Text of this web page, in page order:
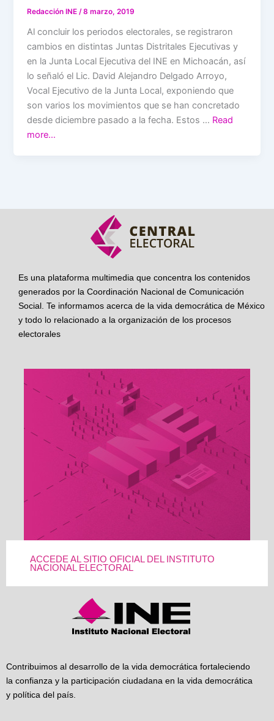
Redacción INE/8 marzo, 2019
Al concluir los periodos electorales, se registraron
cambios en distintas Juntas Distritales Ejecutivas y
en la Junta Local Ejecutiva del INE en Michoacán, así
lo señaló el Lic. David Alejandro Delgado Arroyo,
Vocal Ejecutivo de la Junta Local, exponiendo que
son varios los movimientos que se han concretado
desde diciembre pasado a la fecha. Estos … Read
more…
Es una plataforma multimedia que concentra los contenidos
generados por la Coordinación Nacional de Comunicación
Social. Te informamos acerca de la vida democrática de México
y todo lo relacionado a la organización de los procesos
electorales
ACCEDE AL SITIO OFICIAL DEL INSTITUTO
NACIONAL ELECTORAL
Contribuimos al desarrollo de la vida democrática fortaleciendo
la confianza y la participación ciudadana en la vida democrática
y política del país.